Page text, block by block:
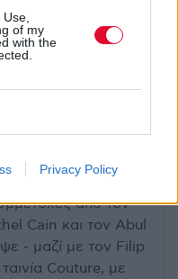
of my
with the
Privacy Policy
(2015). Το
“The
και “Ugly and
All Thoughts
το
στη δική της
από τον
Cain και τον Abul
- μαζί με τον Filip
Couture, με